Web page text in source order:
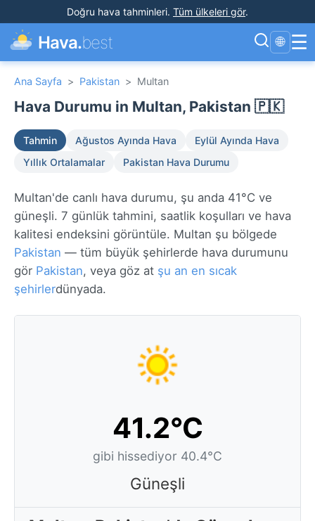
Doğru hava tahminleri. Tüm ülkeleri gör.
Hava.best 🌐 ☰
Ana Sayfa > Pakistan > Multan
Hava Durumu in Multan, Pakistan 🇵🇰
Tahmin Ağustos Ayında Hava
Eylül Ayında Hava
Yıllık Ortalamalar
Pakistan Hava Durumu
Multan'de canlı hava durumu, şu anda 41°C ve
güneşli. 7 günlük tahmini, saatlik koşulları ve hava
kalitesi endeksini görüntüle. Multan şu bölgede
Pakistan — tüm büyük şehirlerde hava durumunu
gör Pakistan, veya göz at şu an en sıcak
şehirlerdünyada.
41.2°C
gibi hissediyor 40.4°C
Güneşli